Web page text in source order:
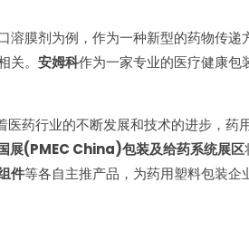
膜剂为例，作为一种新型的药物传
。 安姆科作为一家专业的医疗健康包
药行业的不断发展和技术的进步，药
展(PMEC China)包装及给药系统展区
件等各自主推产品，为药用塑料包装